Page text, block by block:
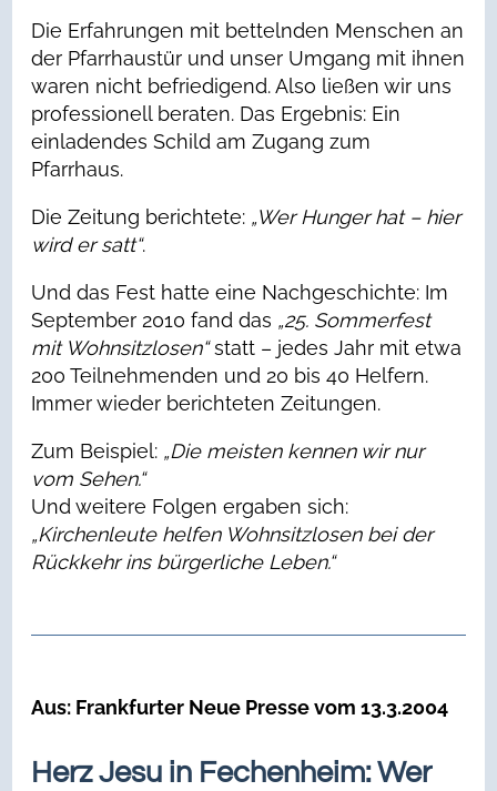
Die Erfahrungen mit bettelnden Menschen an
der Pfarrhaustür und unser Umgang mit ihnen
waren nicht befriedigend. Also ließen wir uns
professionell beraten. Das Ergebnis: Ein
einladendes Schild am Zugang zum
Pfarrhaus.
Die Zeitung berichtete: „Wer Hunger hat – hier
wird er satt“.
Und das Fest hatte eine Nachgeschichte: Im
September 2010 fand das „25. Sommerfest
mit Wohnsitzlosen“statt – jedes Jahr mit etwa
200 Teilnehmenden und 20 bis 40 Helfern.
Immer wieder berichteten Zeitungen.
Zum Beispiel: „Die meisten kennen wir nur
vom Sehen.“
Und weitere Folgen ergaben sich:
„Kirchenleute helfen Wohnsitzlosen bei der
Rückkehr ins bürgerliche Leben.“
Aus: Frankfurter Neue Presse vom 13.3.2004
Herz Jesu in Fechenheim: Wer